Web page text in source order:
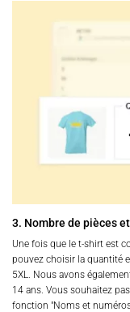
3. Nombre de pièces
Une fois que le t-shirt est
pouvez choisir la quantité
5XL. Nous avons
14 ans. Vous souhaitez
fonction "Noms et